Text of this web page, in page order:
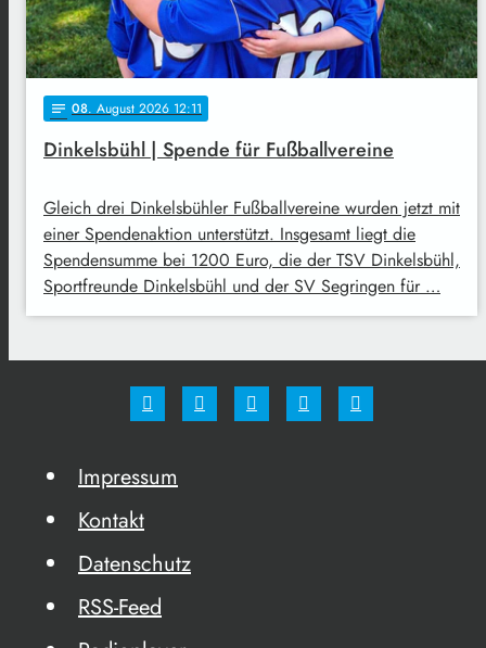
notes 08. August 2026 12:11
Dinkelsbühl | Spende für Fußballvereine
Gleich drei Dinkelsbühler Fußballvereine wurden jetzt mit
einer Spendenaktion unterstützt. Insgesamt liegt die
Spendensumme bei 1200 Euro, die der TSV Dinkelsbühl,
Sportfreunde Dinkelsbühl und der SV Segringen für …
Impressum
Kontakt
Datenschutz
RSS-Feed